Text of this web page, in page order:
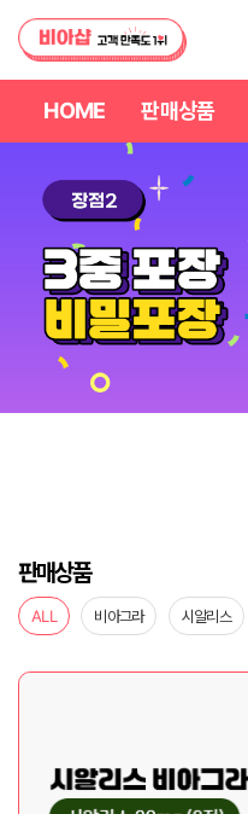
HOME 판매상품
판매상품
ALL 비아그라 시알리스